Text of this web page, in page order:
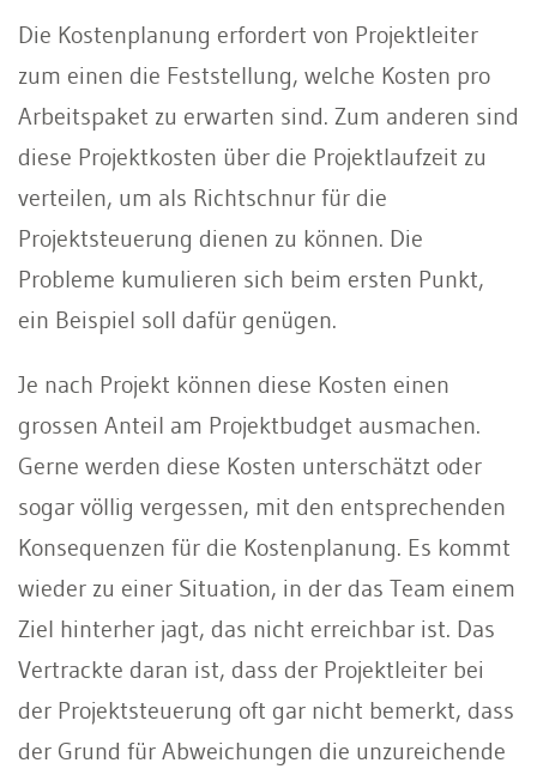
Die Kostenplanung erfordert von Projektleiter
zum einen die Feststellung, welche Kosten pro
Arbeitspaket zu erwarten sind. Zum anderen sind
diese Projektkosten über die Projektlaufzeit zu
verteilen, um als Richtschnur für die
Projektsteuerung dienen zu können. Die
Probleme kumulieren sich beim ersten Punkt,
ein Beispiel soll dafür genügen.
Je nach Projekt können diese Kosten einen
grossen Anteil am Projektbudget ausmachen.
Gerne werden diese Kosten unterschätzt oder
sogar völlig vergessen, mit den entsprechenden
Konsequenzen für die Kostenplanung. Es kommt
wieder zu einer Situation, in der das Team einem
Ziel hinterher jagt, das nicht erreichbar ist. Das
Vertrackte daran ist, dass der Projektleiter bei
der Projektsteuerung oft gar nicht bemerkt, dass
der Grund für Abweichungen die unzureichende